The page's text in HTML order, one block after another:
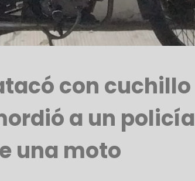
con cuchillo
a un policía
una moto